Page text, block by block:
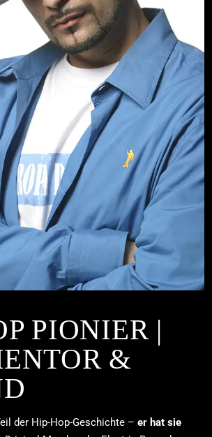
PIONIER |
&
der Hip-Hop-Geschichte –er hat sie